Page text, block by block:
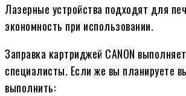
Лазерные устройства подходят для
экономность при использовании.
Заправка картриджей CANON
специалисты. Если же вы планируете
выполнить: